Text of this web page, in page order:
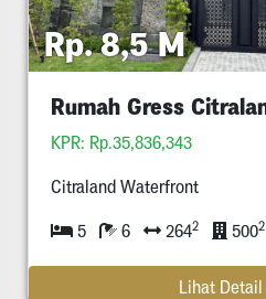
Rp. 8,5 M
KPR: Rp.35,836,343
Citraland Waterfront
5 6 2642 5002
Lihat Detail